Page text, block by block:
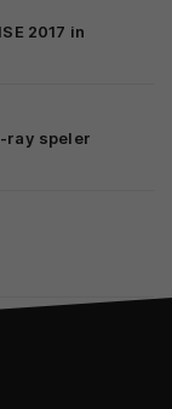
2017 in
ray speler